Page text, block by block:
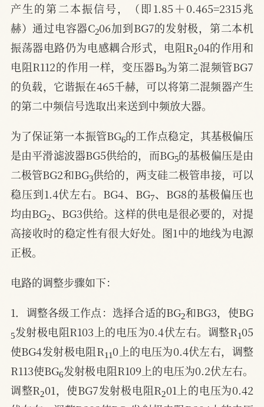
产生的第二本振信号，（即1.85＋0.465=2315兆
赫）通过电容器C206加到BG7的发射极，第二本机
振荡器电路仍为电感耦合形式，电阻R204的作用和
电阻R112的作用一样，变压器B 9为第二混频管BG7
的负载，它谐振在465千赫，可以将第二混频器产生
的第二中频信号选取出来送到中频放大器。
为了保证第一本振管BG 6
的工作点稳定，其基极偏压
是由平滑滤波器BG5供给的，而BG5的基极偏压是由
二极管BG2和BG3供给的，两支硅二极管串接，可以
稳压到1.4伏左右。BG4、BG7、BG8的基极偏压也
均由BG2、BG3供给。这样的供电是很必要的，对提
高接收时的稳定性有很大好处。图1中的地线为电源
正极。
电路的调整步骤如下：
1．调整各级工作点：选择合适的BG 2
和BG3，使BG
5发射极电阻R103上的电压为0.4伏左右。调整R105
使BG4发射极电阻R110上的电压为0.4伏左右，调整
R113使BG6发射极电阻R109上的电压为0.2伏左右。
调整R201，使BG7发射极电阻R 2
01上的电压为0.42
8